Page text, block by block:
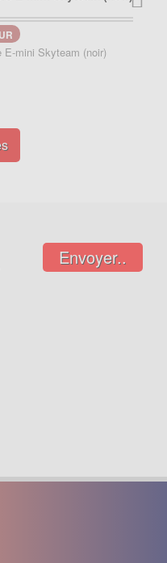
mini Skyteam (noir)
Envoyer..